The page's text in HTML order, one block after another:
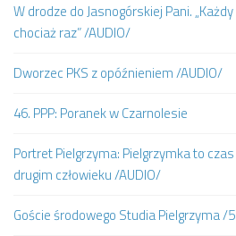
W drodze do Jasnogórskiej Pani.
chociaż raz” /AUDIO/
Dworzec PKS z opóźnieniem /AUDIO/
46. PPP: Poranek w Czarnolesie
Portret Pielgrzyma: Pielgrzymka to
drugim człowieku /AUDIO/
Goście środowego Studia Pielgrzyma /